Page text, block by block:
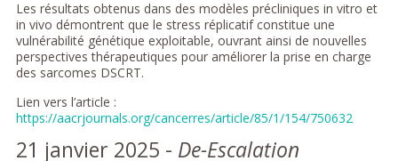
Les résultats obtenus dans des modèles précliniques in vitro et
in vivo démontrent que le stress réplicatif constitue une
vulnérabilité génétique exploitable, ouvrant ainsi de nouvelles
perspectives thérapeutiques pour améliorer la prise en charge
des sarcomes DSCRT.
Lien vers l’article :
https://aacrjournals.org/cancerres/article/85/1/154/750632
21 janvier 2025 - De-Escalation